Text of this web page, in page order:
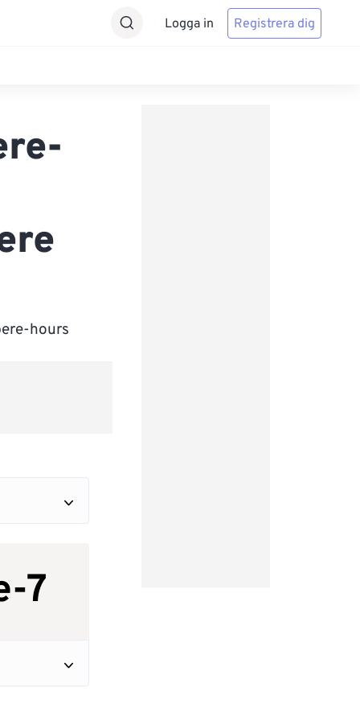
Logga in Registrera dig
hours